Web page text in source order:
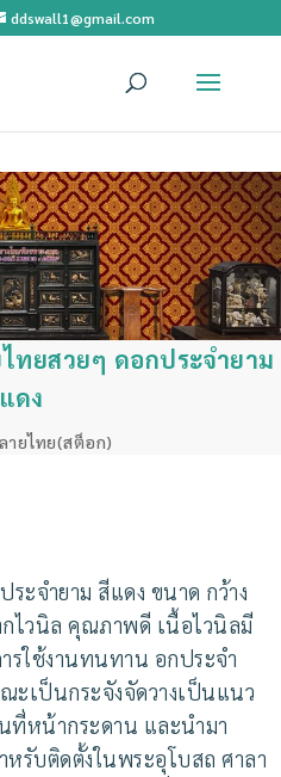
ddswall1@gmail.com
ทยสวยๆ ดอกประจำยาม
ดง
ลายไทย(สต็อก)
ะจำยาม สีแดง ขนาด กว้าง
ไวนิล คุณภาพดี เนื้อไวนิลมี
รใช้งานทนทาน อกประจำ
ะเป็นกระจังจัดวางเป็นแนว
หน้ากระดาน และนำมา
หรับติดตั้งในพระอุโบสถ ศาลา